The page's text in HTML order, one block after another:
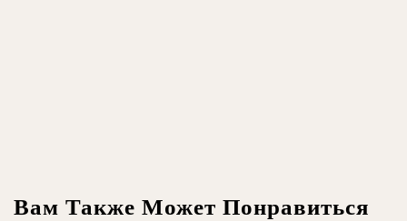
Вам Также Может Понравиться